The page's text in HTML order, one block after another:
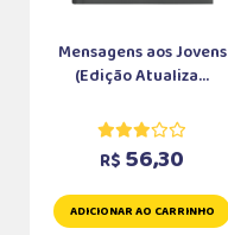
Mensagens aos Jovens
(Edição Atualiza...
R$ 56,30
ADICIONAR AO CARRINHO